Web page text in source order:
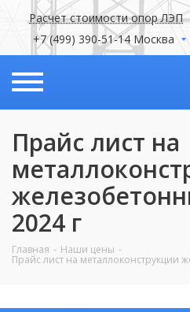
Расчет стоимости опор ЛЭП
+7 (499) 390-51-14 Москва
Прайс лист на
2024 г
Главная Наши цены
Прайс лист на металлоконструкции